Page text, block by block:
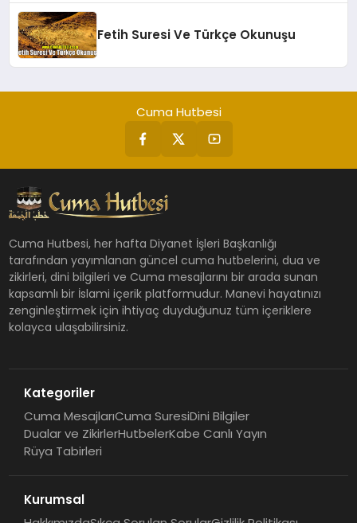
Fetih Suresi Ve Türkçe Okunuşu
Cuma Hutbesi
Cuma Hutbesi, her hafta Diyanet İşleri Başkanlığı
tarafından yayımlanan güncel cuma hutbelerini, dua ve
zikirleri, dini bilgileri ve Cuma mesajlarını bir arada sunan
kapsamlı bir İslami içerik platformudur. Manevi hayatınızı
zenginleştirmek için ihtiyaç duyduğunuz tüm içeriklere
kolayca ulaşabilirsiniz.
Kategoriler
Cuma MesajlarıCuma SuresiDini Bilgiler
Dualar ve ZikirlerHutbelerKabe Canlı Yayın
Rüya Tabirleri
Kurumsal